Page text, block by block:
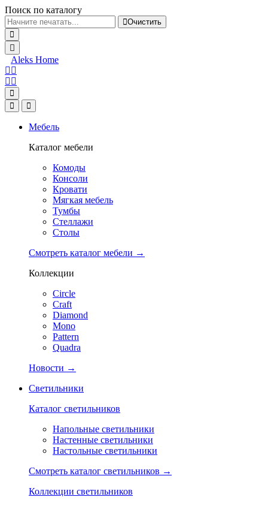
Поиск по каталогу
Очистить
Aleks Home
Мебель
Каталог мебели
Комоды
Консоли
Кровати
Мягкая мебель
Тумбы
Стеллажи
Столы
Смотреть каталог мебели →
Коллекции
Circle
Craft
Diamond
Mono
Pattern
Quadra
Новости →
Светильники
Каталог светильников
Напольные светильники
Настенные светильники
Настольные светильники
Смотреть каталог светильников →
Коллекции светильников